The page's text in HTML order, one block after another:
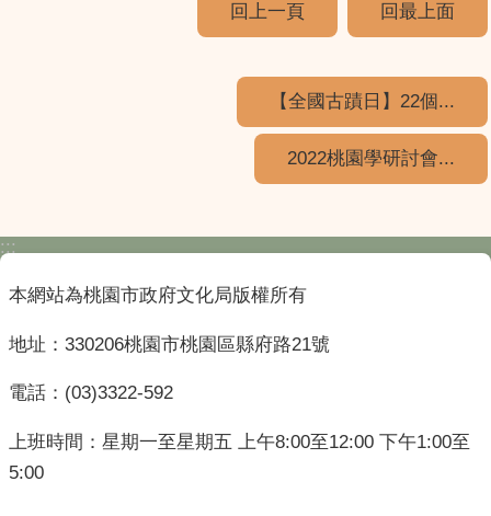
回上一頁 回最上面
【全國古蹟日】22個...
2022桃園學研討會...
:::
本網站為桃園市政府文化局版權所有
地址：330206桃園市桃園區縣府路21號
電話：(03)3322-592
上班時間：星期一至星期五 上午8:00至12:00 下午1:00至
5:00